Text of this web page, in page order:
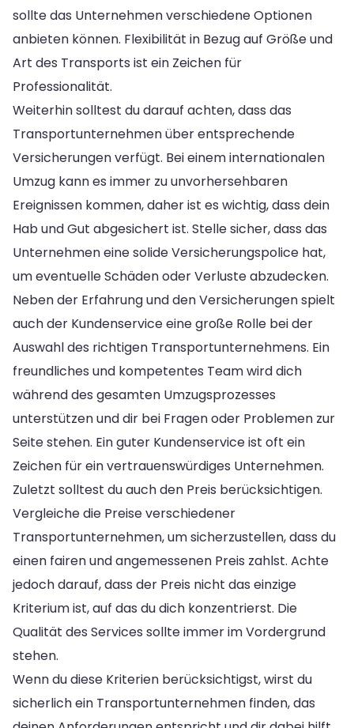
sollte das Unternehmen verschiedene Optionen
anbieten können. Flexibilität in Bezug auf Größe und
Art des Transports ist ein Zeichen für
Professionalität.
Weiterhin solltest du darauf achten, dass das
Transportunternehmen über entsprechende
Versicherungen verfügt. Bei einem internationalen
Umzug kann es immer zu unvorhersehbaren
Ereignissen kommen, daher ist es wichtig, dass dein
Hab und Gut abgesichert ist. Stelle sicher, dass das
Unternehmen eine solide Versicherungspolice hat,
um eventuelle Schäden oder Verluste abzudecken.
Neben der Erfahrung und den Versicherungen spielt
auch der Kundenservice eine große Rolle bei der
Auswahl des richtigen Transportunternehmens. Ein
freundliches und kompetentes Team wird dich
während des gesamten Umzugsprozesses
unterstützen und dir bei Fragen oder Problemen zur
Seite stehen. Ein guter Kundenservice ist oft ein
Zeichen für ein vertrauenswürdiges Unternehmen.
Zuletzt solltest du auch den Preis berücksichtigen.
Vergleiche die Preise verschiedener
Transportunternehmen, um sicherzustellen, dass du
einen fairen und angemessenen Preis zahlst. Achte
jedoch darauf, dass der Preis nicht das einzige
Kriterium ist, auf das du dich konzentrierst. Die
Qualität des Services sollte immer im Vordergrund
stehen.
Wenn du diese Kriterien berücksichtigst, wirst du
sicherlich ein Transportunternehmen finden, das